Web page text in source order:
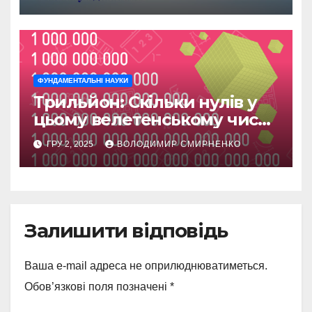
ФУНДАМЕНТАЛЬНІ НАУКИ
Трильйон: Скільки нулів у
цьому велетенському числі
та чому воно бентежить
уяву
ГРУ 2, 2025 ВОЛОДИМИР СМИРНЕНКО
Залишити відповідь
Ваша e-mail адреса не оприлюднюватиметься.
Обов’язкові поля позначені *